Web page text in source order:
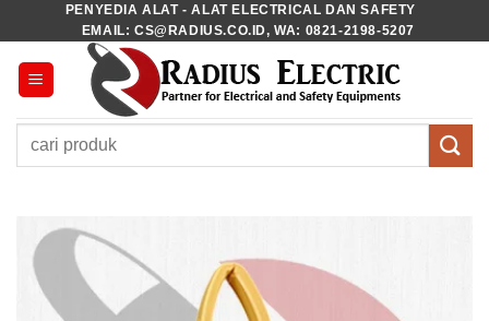
to
content
PENYEDIA ALAT - ALAT ELECTRICAL DAN SAFETY
EMAIL: CS@RADIUS.CO.ID, WA: 0821-2198-5207
Pencarian